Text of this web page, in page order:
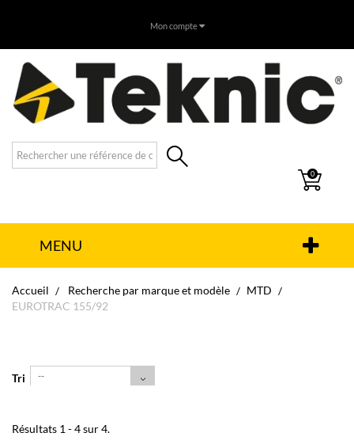
Mon compte
0
MENU
Accueil Recherche par marque et modèle
MTD
EUROTRAC 155/92
Tri --
Résultats 1 - 4 sur 4.